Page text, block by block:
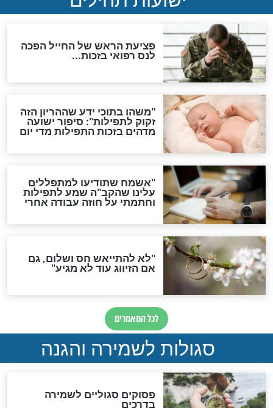
תפילה סגולית להמתקת
הדינים
סגולה גדולה לבטול הגזרות
סגולה למתוק הדינים
כשממשמשים ובאים
לכל המאמרים
מיסטיקה וקבלה
הרב שמואל אליהו: זה המפתח
לגאולה